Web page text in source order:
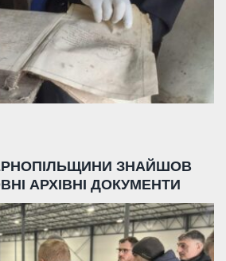
ЗНАЙШОВ
АРХІВНІ ДОКУМЕНТИ